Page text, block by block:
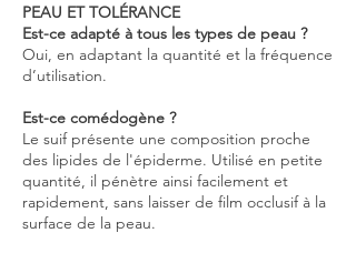
PEAU ET TOLÉRANCE
Est-ce adapté à tous les types de peau ?
Oui, en adaptant la quantité et la fréquence
d’utilisation.
Est-ce comédogène ?
Le suif présente une composition proche
des lipides de l'épiderme. Utilisé en petite
quantité, il pénètre ainsi facilement et
rapidement, sans laisser de film occlusif à la
surface de la peau.